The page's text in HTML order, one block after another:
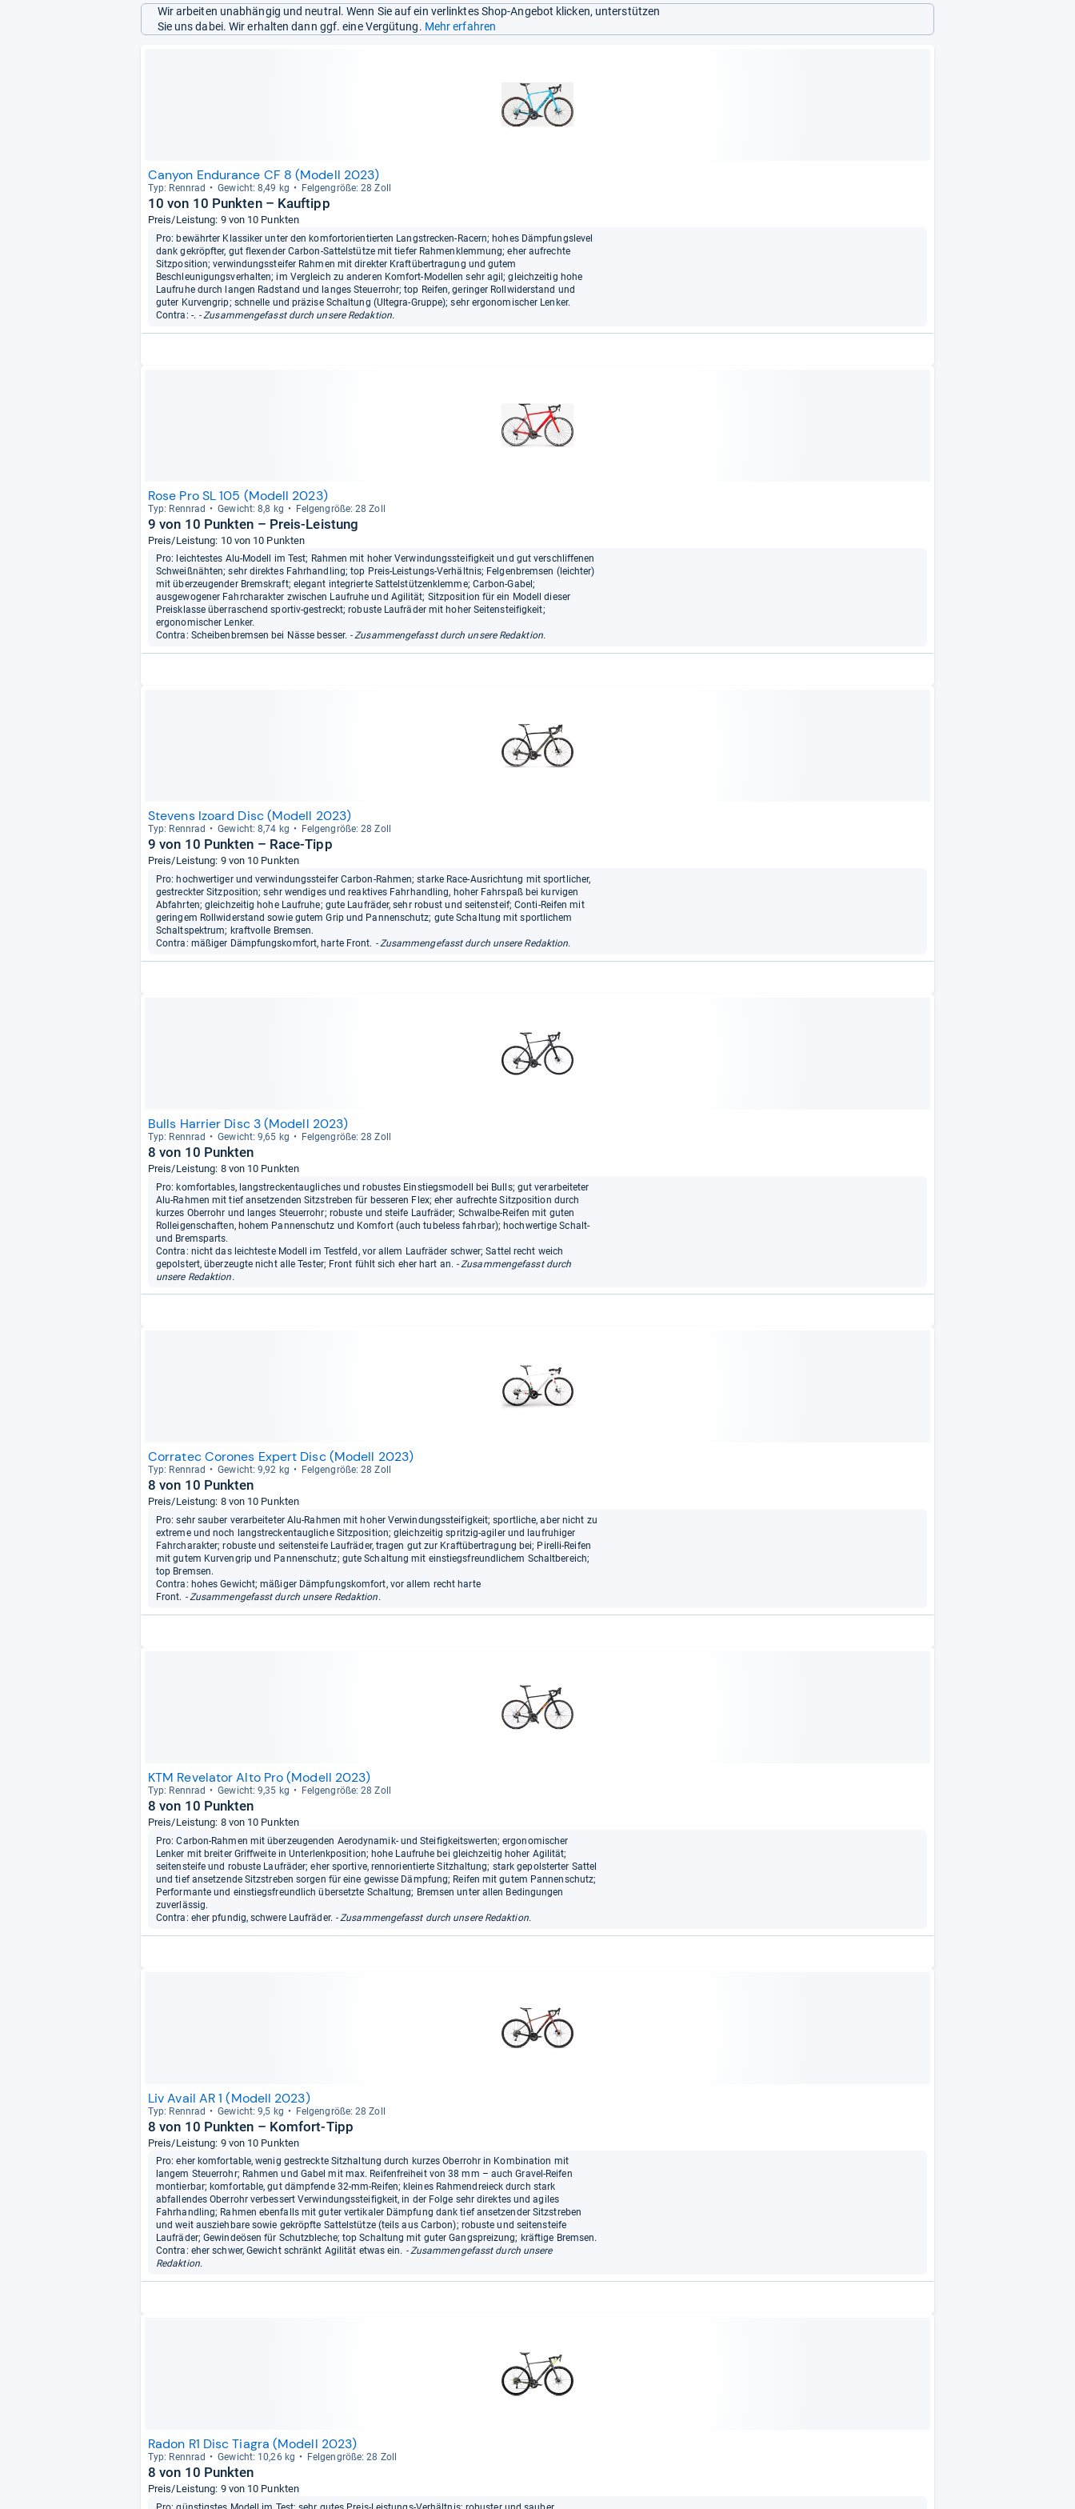
Wir arbeiten unabhängig und neutral. Wenn Sie auf ein verlinktes Shop-Angebot klicken, unterstützen
Sie uns dabei. Wir erhalten dann ggf. eine Vergütung. Mehr erfahren
Canyon Endurance CF 8 (Modell 2023)
Typ: Renn­rad Gewicht: 8,49 kg Fel­gen­größe: 28 Zoll
10 von 10 Punkten – Kauftipp
Preis/Leistung: 9 von 10 Punkten
Pro: bewährter Klassiker unter den komfortorientierten Langstrecken-Racern; hohes Dämpfungslevel
dank gekröpfter, gut flexender Carbon-Sattelstütze mit tiefer Rahmenklemmung; eher aufrechte
Sitzposition; verwindungssteifer Rahmen mit direkter Kraftübertragung und gutem
Beschleunigungsverhalten; im Vergleich zu anderen Komfort-Modellen sehr agil; gleichzeitig hohe
Laufruhe durch langen Radstand und langes Steuerrohr; top Reifen, geringer Rollwiderstand und
guter Kurvengrip; schnelle und präzise Schaltung (Ultegra-Gruppe); sehr ergonomischer Lenker.
Contra: -. - Zusammengefasst durch unsere Redaktion.
Rose Pro SL 105 (Modell 2023)
Typ: Renn­rad Gewicht: 8,8 kg Fel­gen­größe: 28 Zoll
9 von 10 Punkten – Preis-Leistung
Preis/Leistung: 10 von 10 Punkten
Pro: leichtestes Alu-Modell im Test; Rahmen mit hoher Verwindungssteifigkeit und gut verschliffenen
Schweißnähten; sehr direktes Fahrhandling; top Preis-Leistungs-Verhältnis; Felgenbremsen (leichter)
mit überzeugender Bremskraft; elegant integrierte Sattelstützenklemme; Carbon-Gabel;
ausgewogener Fahrcharakter zwischen Laufruhe und Agilität; Sitzposition für ein Modell dieser
Preisklasse überraschend sportiv-gestreckt; robuste Laufräder mit hoher Seitensteifigkeit;
ergonomischer Lenker.
Contra: Scheibenbremsen bei Nässe besser. - Zusammengefasst durch unsere Redaktion.
Stevens Izoard Disc (Modell 2023)
Typ: Renn­rad Gewicht: 8,74 kg Fel­gen­größe: 28 Zoll
9 von 10 Punkten – Race-Tipp
Preis/Leistung: 9 von 10 Punkten
Pro: hochwertiger und verwindungssteifer Carbon-Rahmen; starke Race-Ausrichtung mit sportlicher,
gestreckter Sitzposition; sehr wendiges und reaktives Fahrhandling, hoher Fahrspaß bei kurvigen
Abfahrten; gleichzeitig hohe Laufruhe; gute Laufräder, sehr robust und seitensteif; Conti-Reifen mit
geringem Rollwiderstand sowie gutem Grip und Pannenschutz; gute Schaltung mit sportlichem
Schaltspektrum; kraftvolle Bremsen.
Contra: mäßiger Dämpfungskomfort, harte Front. - Zusammengefasst durch unsere Redaktion.
Bulls Harrier Disc 3 (Modell 2023)
Typ: Renn­rad Gewicht: 9,65 kg Fel­gen­größe: 28 Zoll
8 von 10 Punkten
Preis/Leistung: 8 von 10 Punkten
Pro: komfortables, langstreckentaugliches und robustes Einstiegsmodell bei Bulls; gut verarbeiteter
Alu-Rahmen mit tief ansetzenden Sitzstreben für besseren Flex; eher aufrechte Sitzposition durch
kurzes Oberrohr und langes Steuerrohr; robuste und steife Laufräder; Schwalbe-Reifen mit guten
Rolleigenschaften, hohem Pannenschutz und Komfort (auch tubeless fahrbar); hochwertige Schalt-
und Bremsparts.
Contra: nicht das leichteste Modell im Testfeld, vor allem Laufräder schwer; Sattel recht weich
gepolstert, überzeugte nicht alle Tester; Front fühlt sich eher hart an. - Zusammengefasst durch
unsere Redaktion.
Corratec Corones Expert Disc (Modell 2023)
Typ: Renn­rad Gewicht: 9,92 kg Fel­gen­größe: 28 Zoll
8 von 10 Punkten
Preis/Leistung: 8 von 10 Punkten
Pro: sehr sauber verarbeiteter Alu-Rahmen mit hoher Verwindungssteifigkeit; sportliche, aber nicht zu
extreme und noch langstreckentaugliche Sitzposition; gleichzeitig spritzig-agiler und laufruhiger
Fahrcharakter; robuste und seitensteife Laufräder, tragen gut zur Kraftübertragung bei; Pirelli-Reifen
mit gutem Kurvengrip und Pannenschutz; gute Schaltung mit einstiegsfreundlichem Schaltbereich;
top Bremsen.
Contra: hohes Gewicht; mäßiger Dämpfungskomfort, vor allem recht harte
Front. - Zusammengefasst durch unsere Redaktion.
KTM Revelator Alto Pro (Modell 2023)
Typ: Renn­rad Gewicht: 9,35 kg Fel­gen­größe: 28 Zoll
8 von 10 Punkten
Preis/Leistung: 8 von 10 Punkten
Pro: Carbon-Rahmen mit überzeugenden Aerodynamik- und Steifigkeitswerten; ergonomischer
Lenker mit breiter Griffweite in Unterlenkposition; hohe Laufruhe bei gleichzeitig hoher Agilität;
seitensteife und robuste Laufräder; eher sportive, rennorientierte Sitzhaltung; stark gepolsterter Sattel
und tief ansetzende Sitzstreben sorgen für eine gewisse Dämpfung; Reifen mit gutem Pannenschutz;
Performante und einstiegsfreundlich übersetzte Schaltung; Bremsen unter allen Bedingungen
zuverlässig.
Contra: eher pfundig, schwere Laufräder. - Zusammengefasst durch unsere Redaktion.
Liv Avail AR 1 (Modell 2023)
Typ: Renn­rad Gewicht: 9,5 kg Fel­gen­größe: 28 Zoll
8 von 10 Punkten – Komfort-Tipp
Preis/Leistung: 9 von 10 Punkten
Pro: eher komfortable, wenig gestreckte Sitzhaltung durch kurzes Oberrohr in Kombination mit
langem Steuerrohr; Rahmen und Gabel mit max. Reifenfreiheit von 38 mm – auch Gravel-Reifen
montierbar; komfortable, gut dämpfende 32-mm-Reifen; kleines Rahmendreieck durch stark
abfallendes Oberrohr verbessert Verwindungssteifigkeit, in der Folge sehr direktes und agiles
Fahrhandling; Rahmen ebenfalls mit guter vertikaler Dämpfung dank tief ansetzender Sitzstreben
und weit ausziehbare sowie gekröpfte Sattelstütze (teils aus Carbon); robuste und seitensteife
Laufräder; Gewindeösen für Schutzbleche; top Schaltung mit guter Gangspreizung; kräftige Bremsen.
Contra: eher schwer, Gewicht schränkt Agilität etwas ein. - Zusammengefasst durch unsere
Redaktion.
Radon R1 Disc Tiagra (Modell 2023)
Typ: Renn­rad Gewicht: 10,26 kg Fel­gen­größe: 28 Zoll
8 von 10 Punkten
Preis/Leistung: 9 von 10 Punkten